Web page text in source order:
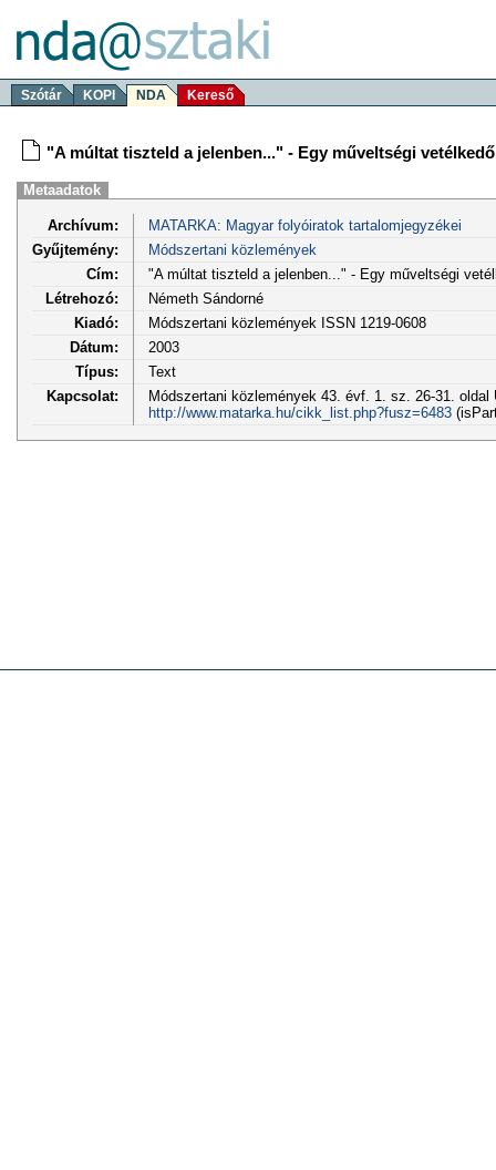
Szótár KOPI NDA Kereső
"A múltat tiszteld a jelenben..." - Egy műveltségi
Metaadatok
Archívum:
MATARKA: Magyar folyóiratok tartalomjegyzékei
Gyűjtemény:
Módszertani közlemények
Cím:
"A múltat tiszteld a jelenben..." - Egy műveltségi
Létrehozó:
Németh Sándorné
Kiadó:
Módszertani közlemények ISSN 1219-0608
Dátum:
2003
Típus:
Text
Kapcsolat:
Módszertani közlemények 43. évf. 1. sz. 26-31. oldal
http://www.matarka.hu/cikk_list.php?fusz=6483